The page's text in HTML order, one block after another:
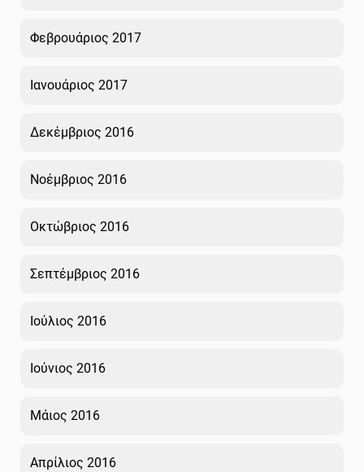
Φεβρουάριος 2017
Ιανουάριος 2017
Δεκέμβριος 2016
Νοέμβριος 2016
Οκτώβριος 2016
Σεπτέμβριος 2016
Ιούλιος 2016
Ιούνιος 2016
Μάιος 2016
Απρίλιος 2016